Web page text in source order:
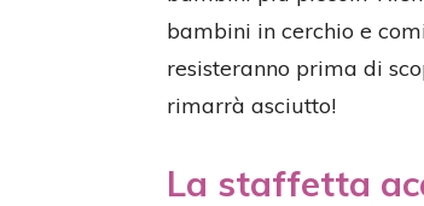
bambini in cerchio e
resisteranno prima di
rimarrà asciutto!
La staffetta